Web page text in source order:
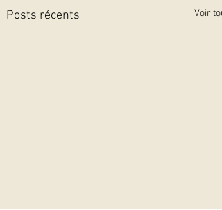
Posts récents Voir tout